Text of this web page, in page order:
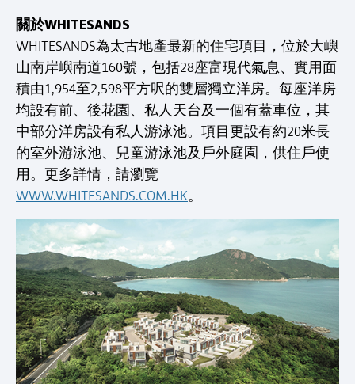
關於WHITESANDS
WHITESANDS為太古地產最新的住宅項目，位於大嶼
山南岸嶼南道160號，包括28座富現代氣息、實用面
積由1,954至2,598平方呎的雙層獨立洋房。每座洋房
均設有前、後花園、私人天台及一個有蓋車位，其
中部分洋房設有私人游泳池。項目更設有約20米長
的室外游泳池、兒童游泳池及戶外庭園，供住戶使
用。更多詳情，請瀏覽
WWW.WHITESANDS.COM.HK。